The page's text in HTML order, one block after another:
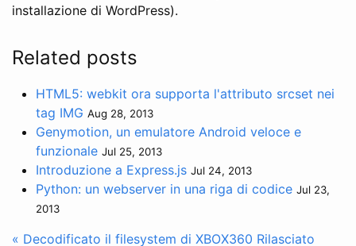
installazione di WordPress).
Related posts
HTML5: webkit ora supporta l'attributo srcset nei
tag IMG Aug 28, 2013
Genymotion, un emulatore Android veloce e
funzionale Jul 25, 2013
Introduzione a Express.js Jul 24, 2013
Python: un webserver in una riga di codice Jul 23,
2013
« Decodificato il filesystem di XBOX360 Rilasciato